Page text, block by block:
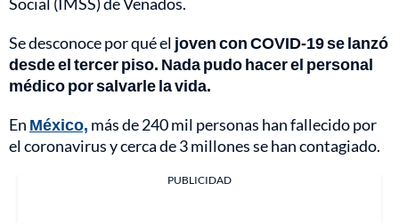
Se desconoce por qué el joven con COVID-19 se lanzó
desde el tercer piso. Nada pudo hacer el personal
médico por salvarle la vida.
En México, más de 240 mil personas han fallecido por
el coronavirus y cerca de 3 millones se han contagiado.
PUBLICIDAD